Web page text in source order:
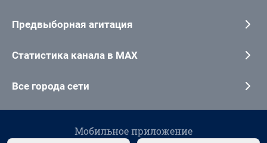
Предвыборная агитация
Статистика канала в MAX
Все города сети
Мобильное приложение